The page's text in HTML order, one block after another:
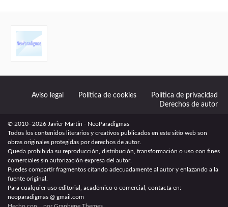
Aviso legal Política de cookies
Política de privacidad
Derechos de autor
© 2010–2026 Javier Martín - NeoParadigmas
Todos los contenidos literarios y creativos publicados en este sitio web son
obras originales protegidas por derechos de autor.
Queda prohibida su reproducción, distribución, transformación o uso con fines
comerciales sin autorización expresa del autor.
Puedes compartir fragmentos citando adecuadamente al autor y enlazando a la
fuente original.
Para cualquier uso editorial, académico o comercial, contacta en:
neoparadigmas @ gmail.com